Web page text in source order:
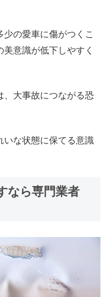
の愛車に傷がつくこ
意識が低下しやすく
、大事故につながる恐
いな状態に保てる意識
なら専門業者